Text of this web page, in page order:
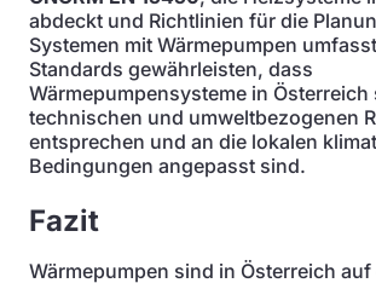
abdeckt und Richtlinien für die
Systemen mit Wärmepumpen
Standards gewährleisten, dass
Wärmepumpensysteme in
technischen und umweltbezogenen
entsprechen und an die lokalen
Bedingungen angepasst sind.
Fazit
Wärmepumpen sind in Österreich auf